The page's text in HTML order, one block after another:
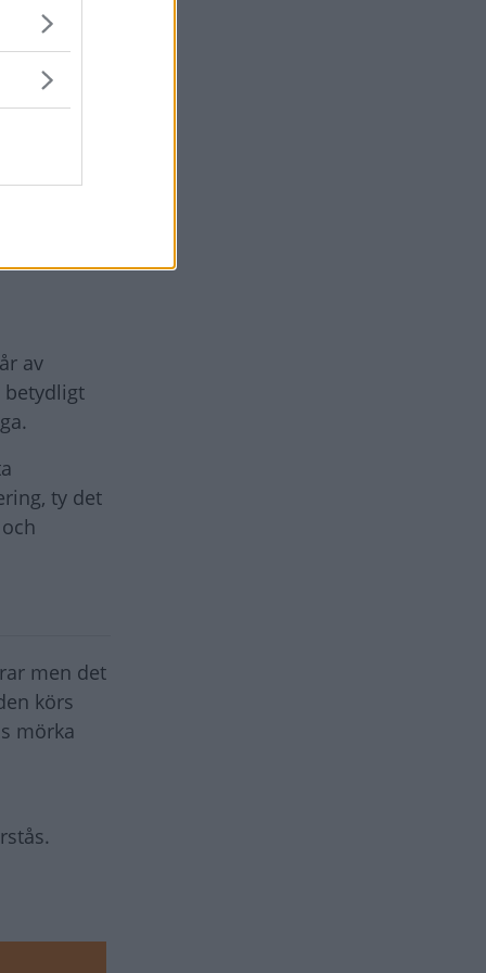
i
rent
av
betydligt
ty det
men det
körs
mörka